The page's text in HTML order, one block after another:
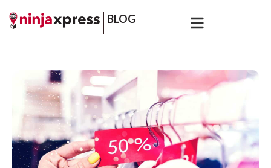
BLOG